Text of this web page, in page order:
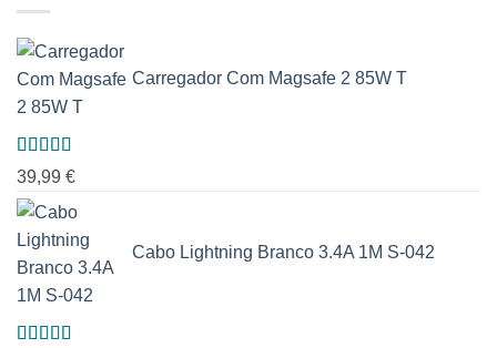
Carregador Com Magsafe 2 85W T
Avaliação
5.00de 5
39,99 €
Cabo Lightning Branco 3.4A 1M S-042